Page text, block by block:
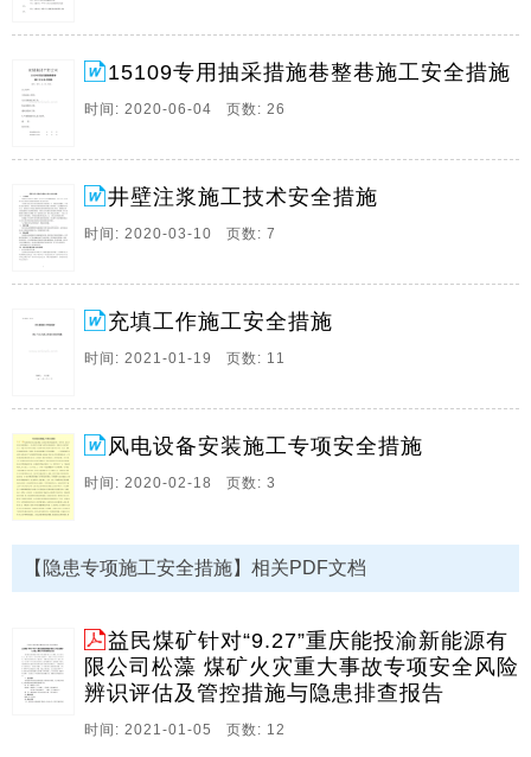
护顶板 距停采线9 0米 6 6米 4 6米 3 4米 2 2米 1 0米处
各打一排锚索 间距1 75米 六排。
9、11 2 层311盘区21108顶板维护安全技术措施 根据矿
领导安排 由工程三队到11 2 层311盘区21108巷380m至
600m段进行顶板维护 维护方法为支设3眼工字钢锚索梁
为保证施工安全特编制本措施 具体内容如下 一 施工技
术要求 1 锚索钢绞线全长6m 锚索孔深5 70m 锚索孔角
度87以上 2 打锚索眼前 必须根据工字钢梁上孔的位置和
眼距在顶板上画好眼位 3 锚索外露长度100 30。
10、一、事由： 二、施工 时间： 三、施工地点： 四、
施工组织： 施工队组： 施工负责人： 安全负责人： 施
工人员： 五、注意事项： 1、所有施工及检修人员必须
听从检修负责人的统一指挥。 2、在进行点氧焊作业
11、 道路维修施工方案 因一期还原南干法路路面下
陷，长约12.8米，宽6米，需进行拆除重新修复。 施工
负责人： 位置： 一、 地下管线情况：道路南侧，有消
防管道一道，一次水管两道，无强电、弱电、通信等线
路； 二、 施工时间： 三、 主要材料及机械准备：商混
约20立方米，三七灰土约20立方米，路沿石约30米。80
小型破碎机破碎一台，打夯机一台，混凝土振动棒一
套。 四、 施工方案： 1、 干法路塌陷部分整。
12、安装施工技术方案及安全措施 安装施工技术方案及
安全措施 *混凝土有限公司为适应市场需要和企业发展
战略，现将*水泥搅拌站120现有生产装备2套运至*矿
区，重新安装，按2套生产线设计。装备需吊装、吊记、
15109专用抽采措施巷整巷施工安全措施
时间: 2020-06-04 页数: 26
井壁注浆施工技术安全措施
时间: 2020-03-10 页数: 7
充填工作施工安全措施
时间: 2021-01-19 页数: 11
风电设备安装施工专项安全措施
时间: 2020-02-18 页数: 3
【隐患专项施工安全措施】相关PDF文档
益民煤矿针对“9.27”重庆能投渝新能源有
限公司松藻 煤矿火灾重大事故专项安全风险
辨识评估及管控措施与隐患排查报告
时间: 2021-01-05 页数: 12